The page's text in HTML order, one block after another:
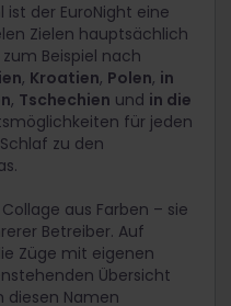
ist der EuroNight eine
Zielen hauptsächlich
Beispiel nach
, Kroatien, Polen, in
, Tschechien und in die
für jeden
zu den
aus Farben – sie
Betreiber. Auf
Züge mit eigenen
Übersicht
diesen Namen